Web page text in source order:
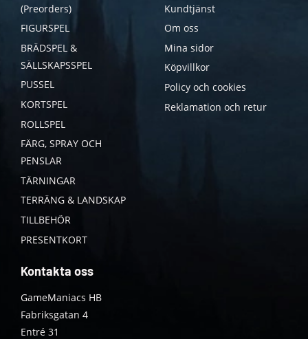
(Preorders)
FIGURSPEL
BRÄDSPEL &
SÄLLSKAPSSPEL
PUSSEL
KORTSPEL
ROLLSPEL
FÄRG, SPRAY OCH
PENSLAR
TÄRNINGAR
TERRÄNG & LANDSKAP
TILLBEHÖR
PRESENTKORT
Kundtjänst
Om oss
Mina sidor
Köpvillkor
Policy och cookies
Reklamation och retur
Kontakta oss
GameManiacs HB
Fabriksgatan 4
Entré 31